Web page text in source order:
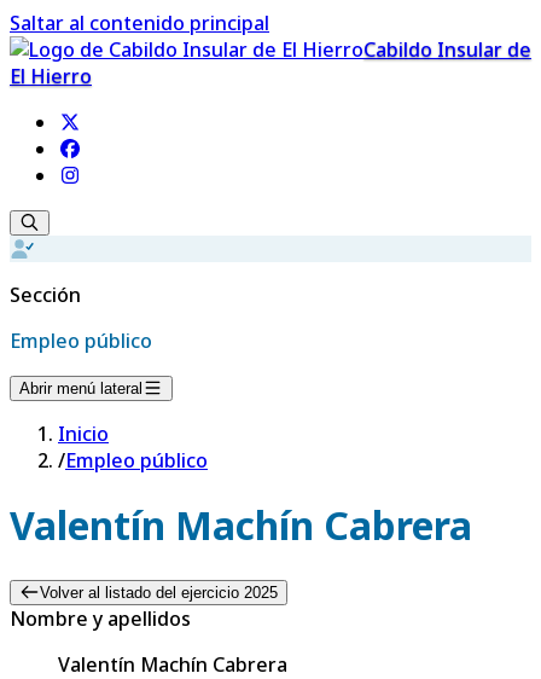
Saltar al contenido principal
Cabildo Insular de
El Hierro
Sección
Empleo público
Abrir menú lateral
Inicio
/Empleo público
Valentín Machín Cabrera
Volver al listado del ejercicio 2025
Nombre y apellidos
Valentín Machín Cabrera